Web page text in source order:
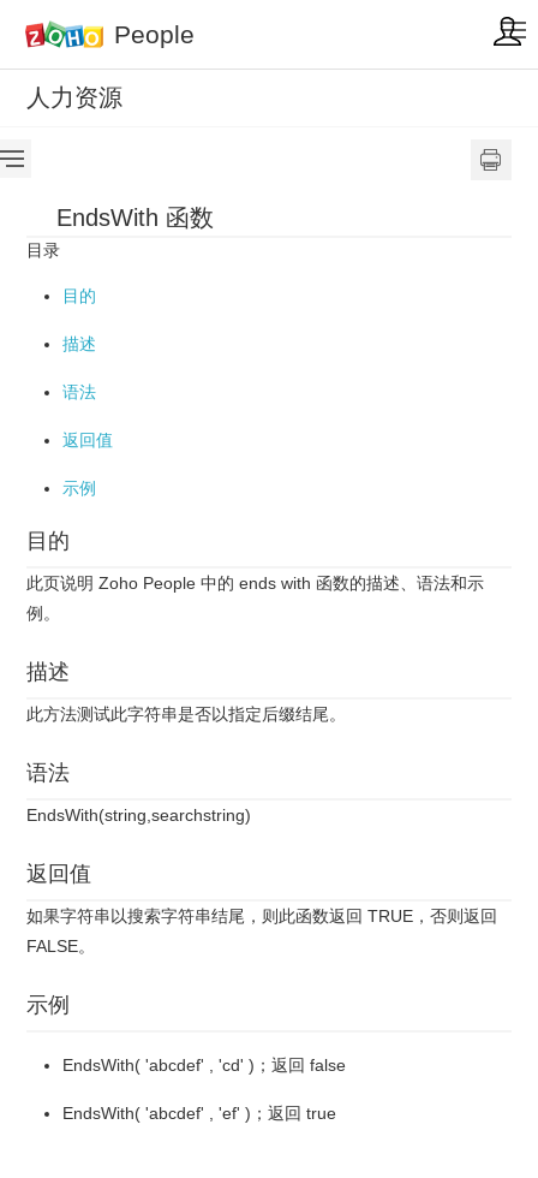
People
人力资源
EndsWith 函数
目录
目的
描述
语法
返回值
示例
目的
此页说明 Zoho People 中的 ends with 函数的描述、语法和示
例。
描述
此方法测试此字符串是否以指定后缀结尾。
语法
EndsWith(string,searchstring)
返回值
如果字符串以搜索字符串结尾，则此函数返回 TRUE，否则返回
FALSE。
示例
EndsWith( 'abcdef' , 'cd' )；返回 false
EndsWith( 'abcdef' , 'ef' )；返回 true